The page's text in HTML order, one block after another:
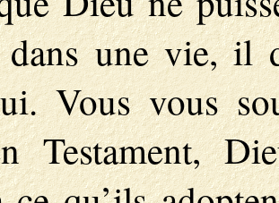
une vie, il
Vous vous
Testament,